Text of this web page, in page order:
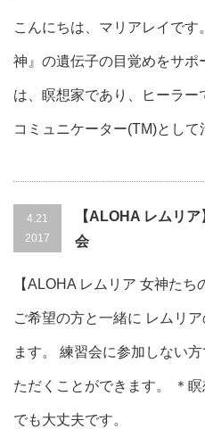
こんにちは、マリアレイで
神』の遺伝子の目覚めをサ
は、瞑想家であり、ヒーラー
コミュニケーター(TM)として
4.21
2017
【ALOHA レムリ
会
【ALOHA レムリア 女神たち
ご希望の方と一緒に レムリ
ます。 練習会に参加しない
ただくことができます。 ＊
でも大丈夫です。